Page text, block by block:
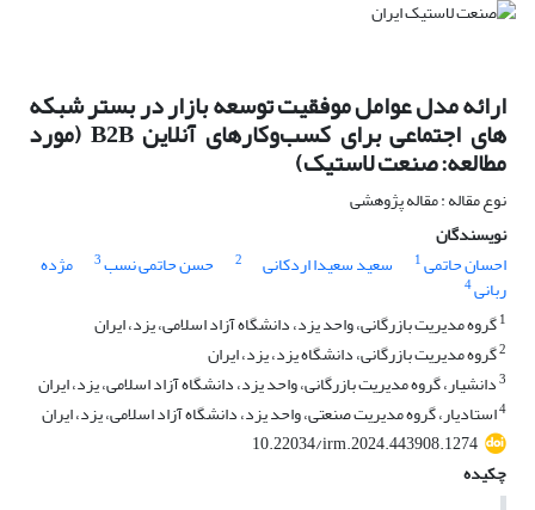
ارائه مدل عوامل موفقیت توسعه بازار در بستر شبکه
های اجتماعی برای کسب‌وکارهای آنلاین B2B (مورد
مطالعه: صنعت لاستیک)
نوع مقاله : مقاله پژوهشی
نویسندگان
احسان حاتمی1 سعید سعیدا اردکانی 2 حسن حاتمی نسب3 مژده
ربانی4
1گروه مدیریت بازرگانی، واحد یزد، دانشگاه آزاد اسلامی، یزد، ایران
2گروه مدیریت بازرگانی، دانشگاه یزد، یزد، ایران
3دانشیار، گروه مدیریت بازرگانی، واحد یزد، دانشگاه آزاد اسلامی، یزد، ایران
4استادیار، گروه مدیریت صنعتی، واحد یزد، دانشگاه آزاد اسلامی، یزد، ایران
10.22034/irm.2024.443908.1274
چکیده